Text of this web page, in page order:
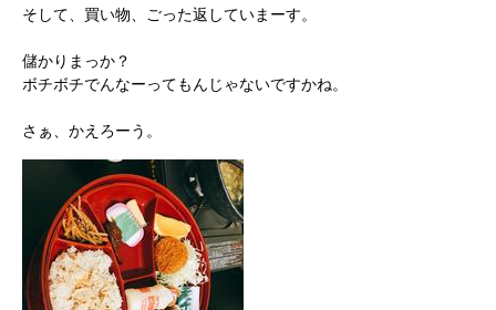
そして、買い物、ごった返していまーす。
儲かりまっか？
ボチボチでんなーってもんじゃないですかね。
さぁ、かえろーう。